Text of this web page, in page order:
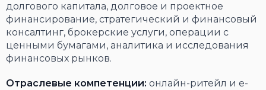
долгового капитала, долговое и проектное
финансирование, стратегический и финансовый
консалтинг, брокерские услуги, операции с
ценными бумагами, аналитика и исследования
финансовых рынков.
Отраслевые компетенции: онлайн-ритейл и e-